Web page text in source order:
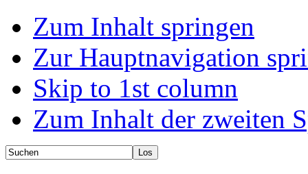
Zum Inhalt springen
Zur Hauptnavigation
Skip to 1st column
Zum Inhalt der zweiten